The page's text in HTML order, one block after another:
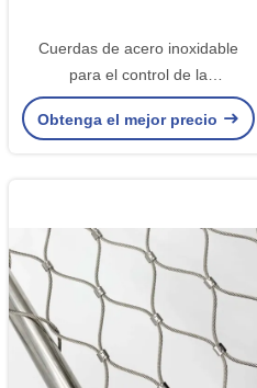
Cuerdas de acero inoxidable
para el control de la
contaminación del agua
Obtenga el mejor precio